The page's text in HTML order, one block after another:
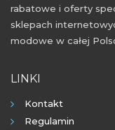
rabatowe i oferty
sklepach
modowe w całej
LINKI
Kontakt
Regulamin